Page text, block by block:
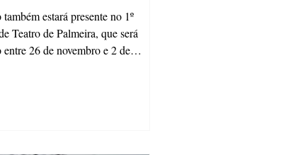
estará presente no 1º
Teatro de Palmeira, que será
entre 26 de novembro e 2 de